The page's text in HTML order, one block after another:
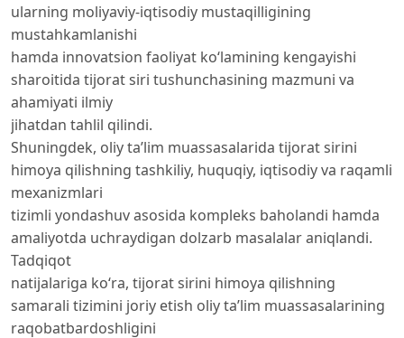
ularning moliyaviy-iqtisodiy mustaqilligining
mustahkamlanishi
hamda innovatsion faoliyat ko‘lamining kengayishi
sharoitida tijorat siri tushunchasining mazmuni va
ahamiyati ilmiy
jihatdan tahlil qilindi.
Shuningdek, oliy ta’lim muassasalarida tijorat sirini
himoya qilishning tashkiliy, huquqiy, iqtisodiy va raqamli
mexanizmlari
tizimli yondashuv asosida kompleks baholandi hamda
amaliyotda uchraydigan dolzarb masalalar aniqlandi.
Tadqiqot
natijalariga ko‘ra, tijorat sirini himoya qilishning
samarali tizimini joriy etish oliy ta’lim muassasalarining
raqobatbardoshligini